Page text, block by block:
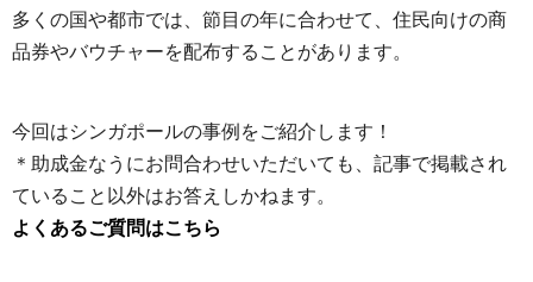
多くの国や都市では、節目の年に合わせて、住民向けの商
品券やバウチャーを配布することがあります。
今回はシンガポールの事例をご紹介します！
＊助成金なうにお問合わせいただいても、記事で掲載され
ていること以外はお答えしかねます。
よくあるご質問はこちら